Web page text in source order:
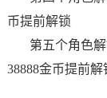
币提前解锁
第五个角色解
38888金币提前解